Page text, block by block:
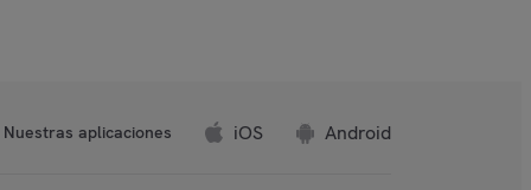
Nuestras aplicaciones iOS Android